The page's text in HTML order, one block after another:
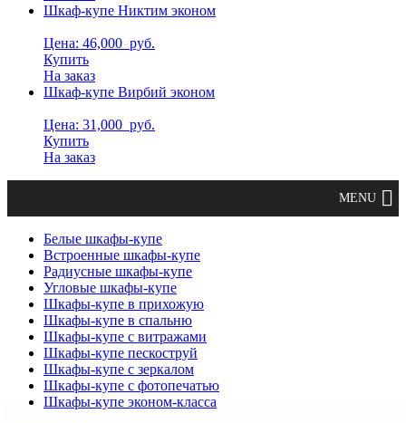
Шкаф-купе Никтим эконом
Цена: 46,000 руб.
Купить
На заказ
Шкаф-купе Вирбий эконом
Цена: 31,000 руб.
Купить
На заказ
Белые шкафы-купе
Встроенные шкафы-купе
Радиусные шкафы-купе
Угловые шкафы-купе
Шкафы-купе в прихожую
Шкафы-купе в спальню
Шкафы-купе с витражами
Шкафы-купе пескоструй
Шкафы-купе с зеркалом
Шкафы-купе с фотопечатью
Шкафы-купе эконом-класса